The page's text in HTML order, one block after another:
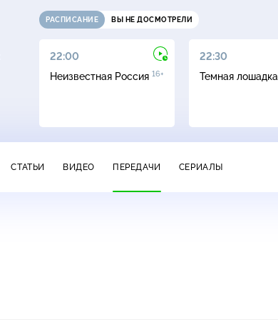
РАСПИСАНИЕ ВЫ НЕ ДОСМОТРЕЛИ
22:00
Неизвестная Россия 16+
22:30
Темная лошадка
СТАТЬИ ВИДЕО ПЕРЕДАЧИ СЕРИАЛЫ